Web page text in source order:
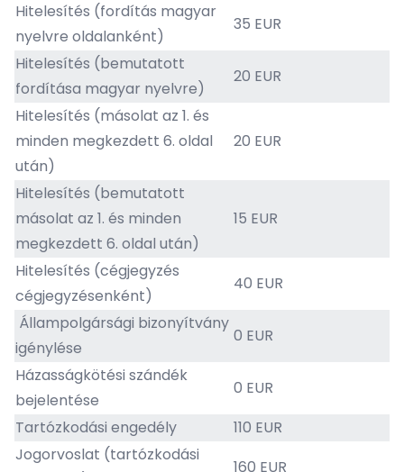
Hitelesítés (fordítás magyar
nyelvre oldalanként)
35 EUR
Hitelesítés (bemutatott
fordítása magyar nyelvre)
20 EUR
Hitelesítés (másolat az 1. és
minden megkezdett 6. oldal
után)
20 EUR
Hitelesítés (bemutatott
másolat az 1. és minden
megkezdett 6. oldal után)
15 EUR
Hitelesítés (cégjegyzés
cégjegyzésenként)
40 EUR
Állampolgársági bizonyítvány
igénylése
0 EUR
Házasságkötési szándék
bejelentése
0 EUR
Tartózkodási engedély
110 EUR
Jogorvoslat (tartózkodási
160 EUR